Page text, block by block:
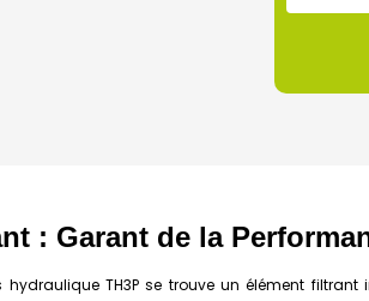
: Garant de la
TH3P se trouve un élément filtrant